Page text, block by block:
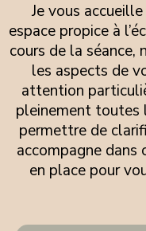
Je vous
espace propice à
cours de la
les aspects de
attention
pleinement toutes
permettre de
accompagne dans
en place pour